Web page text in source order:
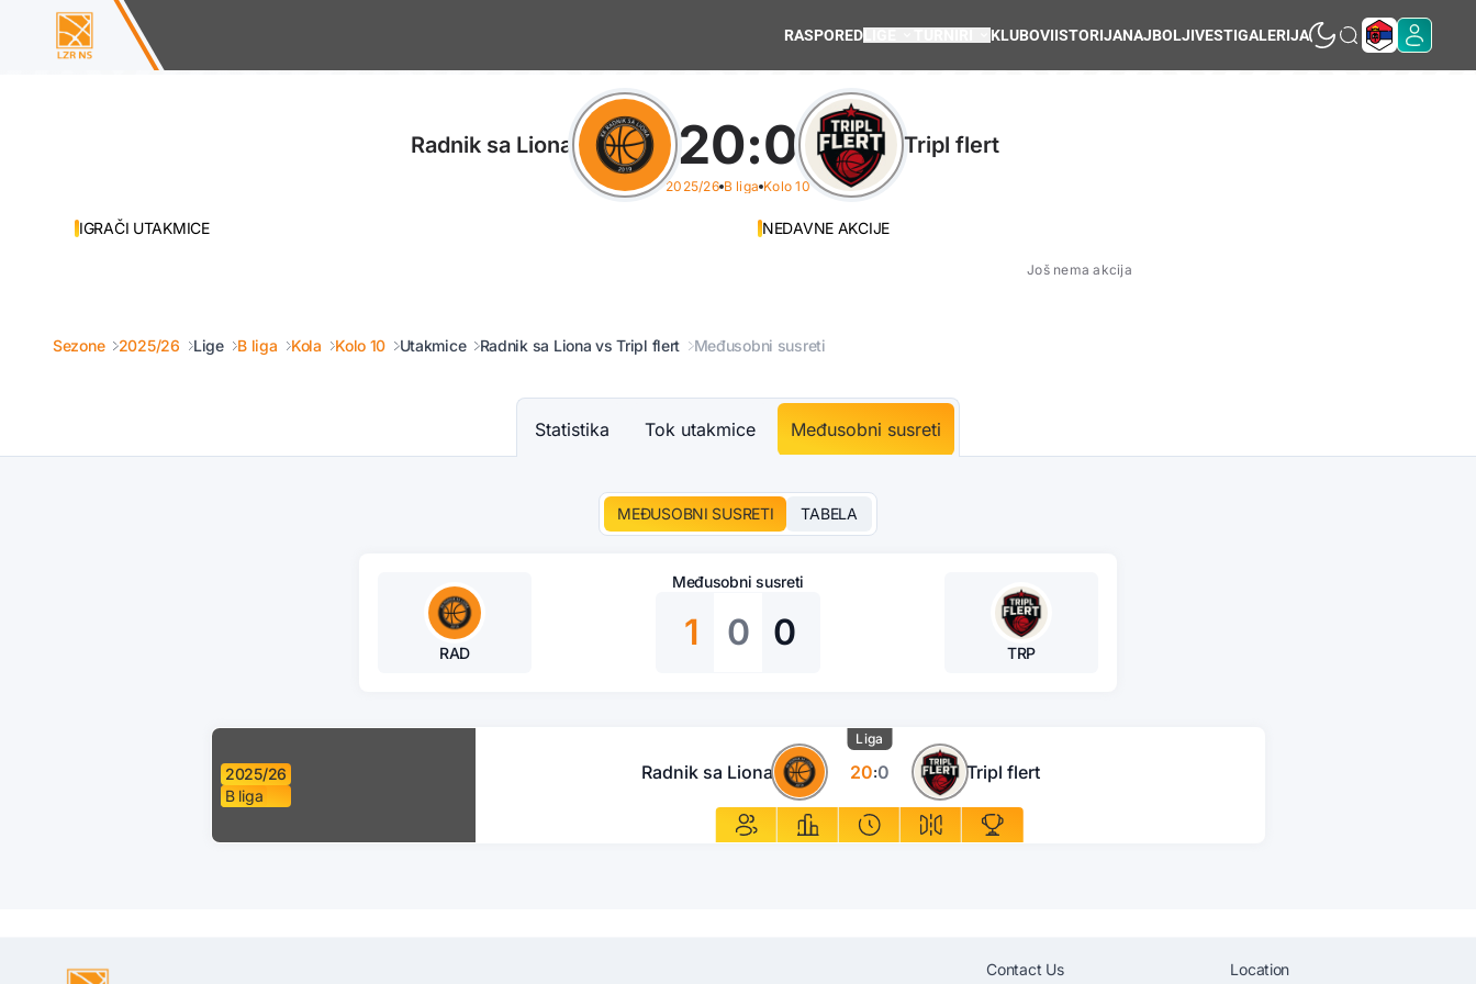
RASPORED KLUBOVIISTORIJANAJBOLJIVESTIGALERIJA
Radnik sa Liona 20:0 Tripl flert
2025/26 B liga Kolo 10
IGRAČI UTAKMICE NEDAVNE AKCIJE
Još nema akcija
Sezone 2025/26 Lige B liga Kola Kolo 10 Utakmice Radnik sa Liona vs Tripl flert Međusobni susreti
Statistika Tok utakmice Međusobni susreti
MEĐUSOBNI SUSRETI TABELA
RAD
Međusobni susreti
1 0 0 TRP
2025/26
B liga
Radnik sa Liona 20:0 Tripl flert
Liga
Contact Us Location